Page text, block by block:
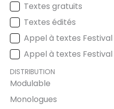
TYPE DE TEXTE
Textes gratuits
Textes édités
Appel à textes
Appel à textes
DISTRIBUTION
Modulable
Monologues